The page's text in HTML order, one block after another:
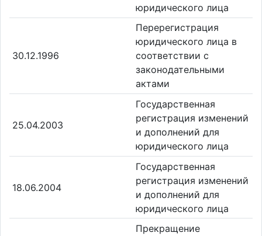
юридического лица
30.12.1996
Перерегистрация
юридического лица в
соответствии с
законодательными
актами
25.04.2003
Государственная
регистрация изменений
и дополнений для
юридического лица
18.06.2004
Государственная
регистрация изменений
и дополнений для
юридического лица
Прекращение